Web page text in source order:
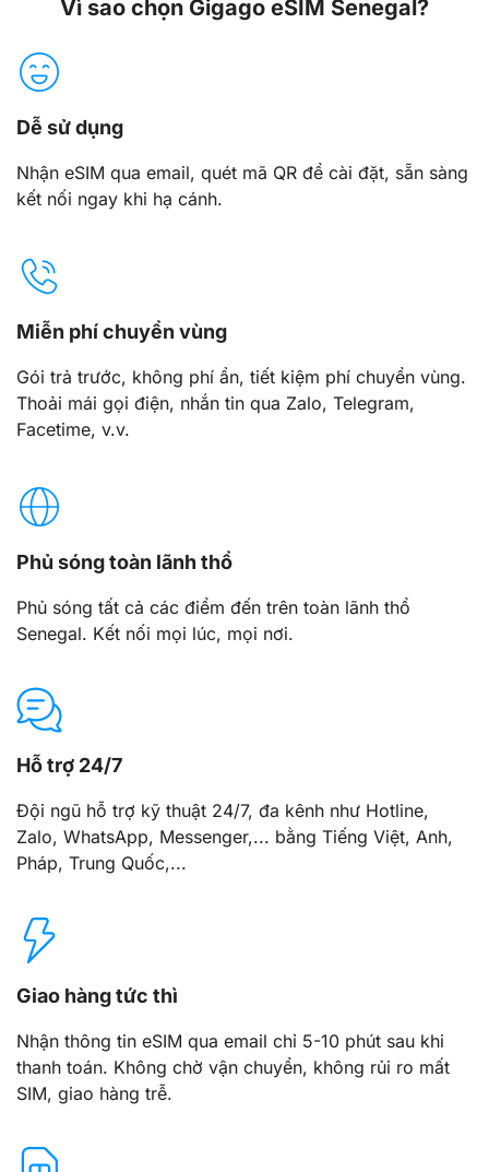
Vì sao chọn Gigago eSIM Senegal?
Dễ sử dụng
Nhận eSIM qua email, quét mã QR để cài đặt, sẵn sàng
kết nối ngay khi hạ cánh.
Miễn phí chuyển vùng
Gói trả trước, không phí ẩn, tiết kiệm phí chuyển vùng.
Thoải mái gọi điện, nhắn tin qua Zalo, Telegram,
Facetime, v.v.
Phủ sóng toàn lãnh thổ
Phủ sóng tất cả các điểm đến trên toàn lãnh thổ
Senegal. Kết nối mọi lúc, mọi nơi.
Hỗ trợ 24/7
Đội ngũ hỗ trợ kỹ thuật 24/7, đa kênh như Hotline,
Zalo, WhatsApp, Messenger,... bằng Tiếng Việt, Anh,
Pháp, Trung Quốc,...
Giao hàng tức thì
Nhận thông tin eSIM qua email chỉ 5-10 phút sau khi
thanh toán. Không chờ vận chuyển, không rủi ro mất
SIM, giao hàng trễ.